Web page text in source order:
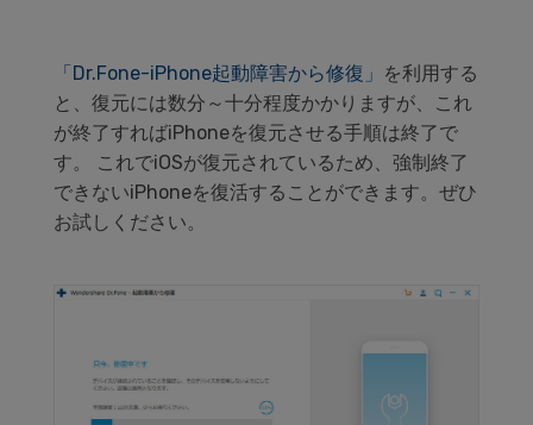
「Dr.Fone-iPhone起動障害から修復」 を利用する
と、復元には数分～十分程度かかりますが、これ
が終了すればiPhoneを復元させる手順は終了で
す。 これでiOSが復元されているため、強制終了
できないiPhoneを復活することができます。ぜひ
お試しください。